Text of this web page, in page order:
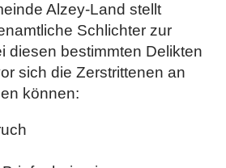
Alzey-Land stellt
Schlichter zur
diesen bestimmten Delikten
sich die Zerstrittenen an
können: